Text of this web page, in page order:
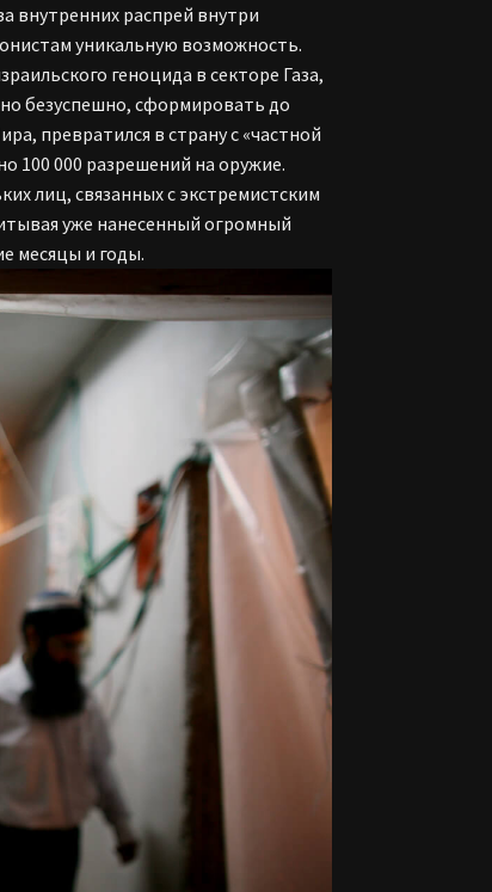
внутренних распрей внутри
уникальную возможность.
геноцида в секторе Газа,
безуспешно, сформировать до
превратился в страну с «частной
100 000 разрешений на оружие.
лиц, связанных с экстремистским
уже нанесенный огромный
месяцы и годы.